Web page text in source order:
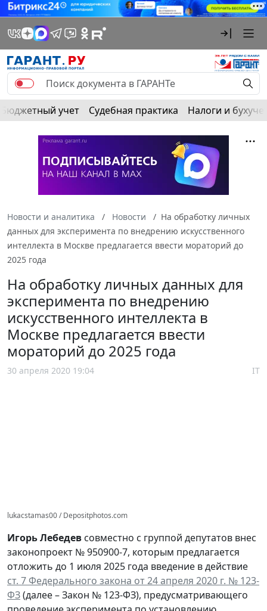
Бюджетный учет Судебная практика Налоги и
Новости и аналитика Новости
На обработку личных
данных для эксперимента по внедрению искусственного
интеллекта в Москве предлагается ввести мораторий до
2025 года
На обработку личных данных для
эксперимента по внедрению
искусственного интеллекта в
Москве предлагается ввести
мораторий до 2025 года
30 апреля 2020 19:04 IT
lukacstamas00 / Depositphotos.com
Игорь Лебедев совместно с группой депутатов внес
законопроект № 950900-7, которым предлагается
отложить до 1 июля 2025 года введение в действие
ст. 7 Федерального закона от 24 апреля 2020 г. № 123-
ФЗ(далее – Закон № 123-ФЗ), предусматривающего